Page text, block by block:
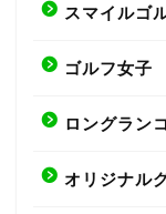
スマイルゴ
ゴルフ女子
ロングラン
オリジナル